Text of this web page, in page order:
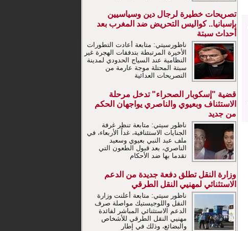
تصريحات خطيرة لرجال دين وسياسيين
بإسبانيا.. كواليس التحريض ضد المغرب بعد
أحداث سبتة
ناظورسيتي: متابعة أعادت التطورات
الأخيرة المرتبطة بتدفقات الهجرة غير
النظامية عند السياج الحدودي لمدينة
سبتة المحتلة موجة عارمة من
التصريحات العدائية
قضية "إسكوبار الصحراء" تدخل مرحلة
الاستئناف وبعيوي والناصري يواجهان الحكم
من جديد
ناظور سيتي: متابعة تنظر غرفة
الجنايات الاستئنافية، غداً الأربعاء، في
ملف عبد النبي بعيوي وسعيد
الناصري، بعد قبول الطعون التي
تقدما بها ضد الأحكام
وزارة النقل تطلق دفعة جديدة من الدعم
الاستثنائي لمهنيي النقل الطرقي
ناظور سيتي: متابعة أعلنت وزارة
النقل واللوجيستيك مواصلة صرف
الدعم الاستثنائي المباشر لفائدة
مهنيي النقل الطرقي للأشخاص
والبضائع، وذلك في إطار